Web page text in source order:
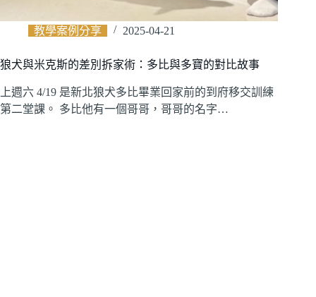
教學案例分享 2025-04-21
狼犬與米克斯的差別拆家術：多比與多寶的對比故事
上週六 4/19 是新北狼犬多比畢業回家前的到府移交訓練
第二堂課。 多比他有一個哥哥，哥哥的名字…